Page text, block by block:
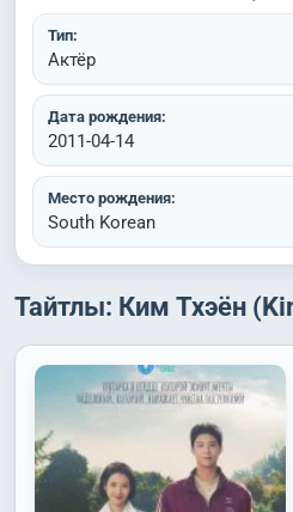
Тип:
Актёр
Дата рождения:
2011-04-14
Место рождения:
South Korean
Тайтлы: Ким Тхэён